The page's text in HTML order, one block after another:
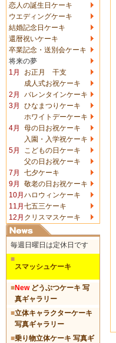
恋人の誕生日ケーキ
ウエディングケーキ
結婚記念日ケーキ
還暦祝いケーキ
卒業記念・送別会ケーキ
将来の夢
1月
お正月 干支
成人式お祝ケーキ
2月
バレンタインケーキ
3月
ひなまつりケーキ
ホワイトデーケーキ
4月
母の日お祝ケーキ
入園・入学祝ケーキ
5月
こどもの日ケーキ
父の日お祝ケーキ
7月
七夕ケーキ
9月
敬老の日お祝ケーキ
10月 ハロウィンケーキ
11月 七五三ケーキ
12月 クリスマスケーキ
毎週日曜日は定休日です
■
スマッシュケーキ
■Newどうぶつケーキ 写
真ギャラリー
■立体キャラクターケーキ
写真ギャラリー
■乗り物立体ケーキ 写真ギ